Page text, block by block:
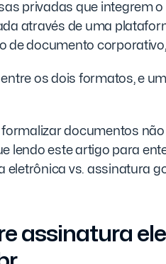
privadas que integrem o
através de uma
de documento
os dois formatos, e
documentos
lendo este artigo para
vs. assinatura
assinatura